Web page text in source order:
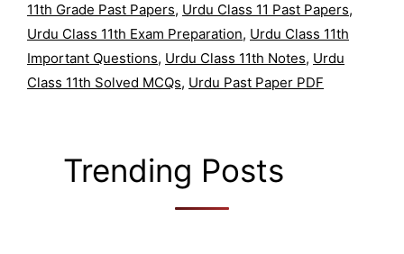
11th Grade Past Papers, Urdu Class 11 Past Papers,
Urdu Class 11th Exam Preparation, Urdu Class 11th
Important Questions, Urdu Class 11th Notes, Urdu
Class 11th Solved MCQs, Urdu Past Paper PDF
Trending Posts